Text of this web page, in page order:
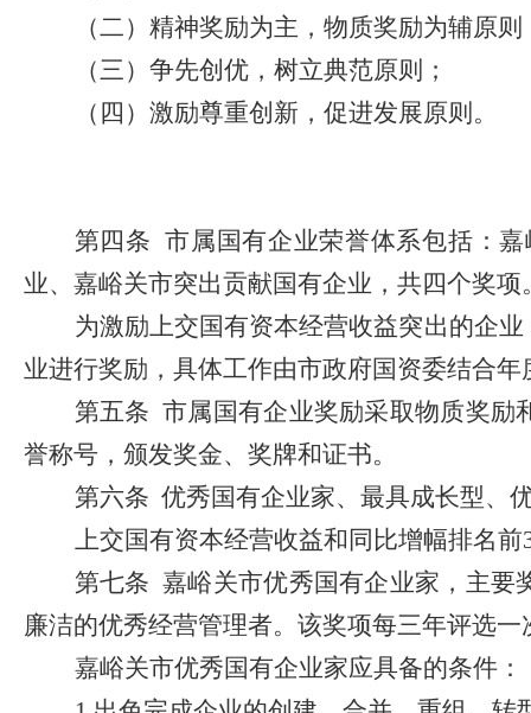
（二）精神奖励为主，物质奖励为辅原则
（三）争先创优， 树立典范原则；
（四） 激励尊重创新，促进发展原则。
第四条 市属国有企业荣誉体系包括：
业、嘉峪关市突出贡献国有企业，共四个奖项
为激励上交国有资本经营收益突出的企
业进行奖励，具体工作由市政府国资委结合
第五条 市属国有企业奖励采取物质奖励
誉称号，颁发奖金、奖牌和证书。
第六条 优秀国有企业家、最具成长型、
上交国有资本经营收益和同比增幅排名前
第七条 嘉峪关市优秀国有企业家，主要
廉洁的优秀经营管理者。该奖项每三年评选
嘉峪关市优秀国有企业家应具备的条件：